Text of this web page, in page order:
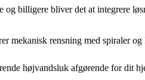
og billigere bliver det at integrere
mekanisk rensning med spiraler
højvandsluk afgørende for dit